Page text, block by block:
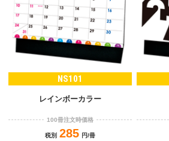
NS101
レインボーカラー
100冊注文時価格
税別 285 円/冊